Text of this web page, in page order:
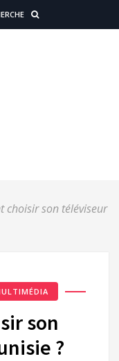
choisir son téléviseur
son
?